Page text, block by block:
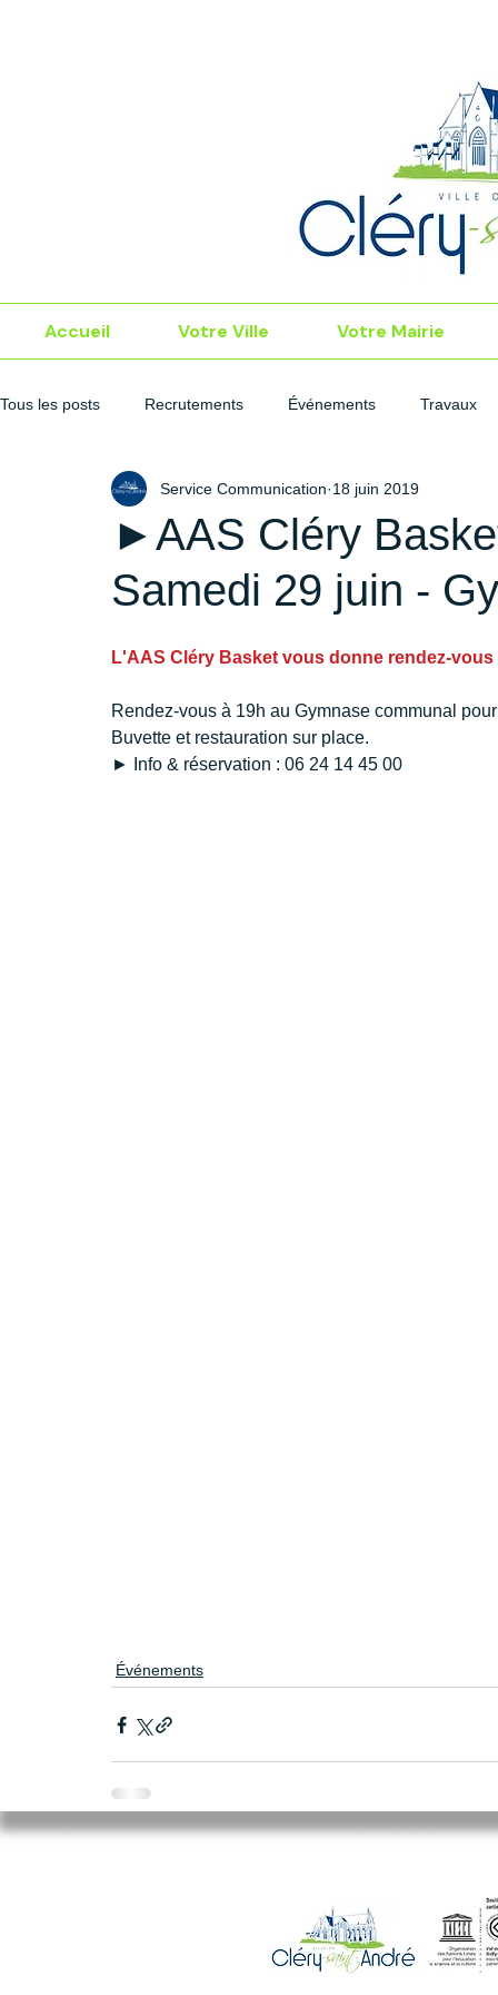
Accueil Votre Ville Votre Mairie
Tous les posts Recrutements Événements Travaux
►AAS Cléry
Samedi 29 juin -
Service Communication 18 juin 2019
L'AAS Cléry Basket vous donne rendez-
Rendez-vous à 19h au Gymnase communal
Buvette et restauration sur place.
► Info & réservation : 06 24 14 45 00
Événements